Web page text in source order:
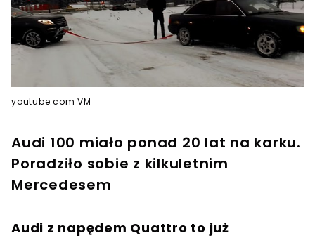
youtube.com VM
Audi 100 miało ponad 20 lat na karku.
Poradziło sobie z kilkuletnim
Mercedesem
Audi z napędem Quattro to już